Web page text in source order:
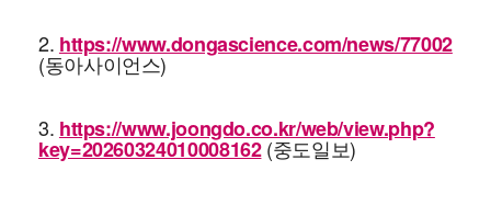
2. https://www.dongascience.com/news/77002
(동아사이언스)
3. https://www.joongdo.co.kr/web/view.php?
key=20260324010008162(중도일보)